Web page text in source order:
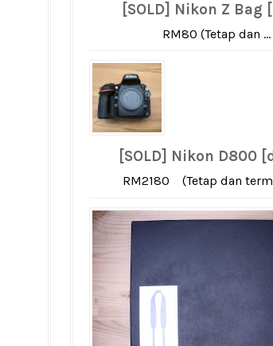
[SOLD] Nikon Z Bag
RM80 (Tetap dan ...
[SOLD] Nikon D800
RM2180 (Tetap dan